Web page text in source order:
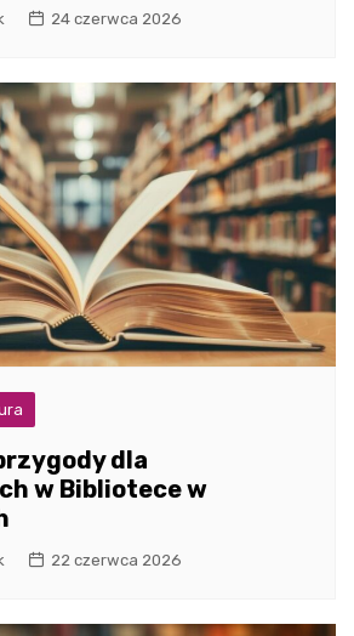
24 czerwca 2026
dla
w Bibliotece w
22 czerwca 2026